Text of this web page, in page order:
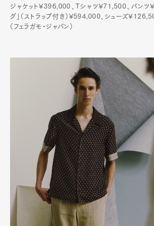
ジャケット¥396,000、Tシャツ¥71,500、パンツ
グ」（ストラップ付き）¥594,000、シューズ
（フェラガモ・ジャパン）